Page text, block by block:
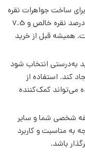
ساخت جواهرات نقره
استرلینگ (925) است که شامل 92.5 درصد نقره خالص و 7.5
همیشه قبل از خرید
به‌درستی انتخاب شود
کند. استفاده از
می‌تواند کمک‌کننده
شخصی شما و سایر
به مناسبت و کاربرد
باشد.